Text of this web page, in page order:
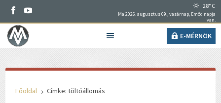
28° C
Ma 2026. augusztus 09., vasárnap, Emőd napja
van.
E-MÉRNÖK
Főoldal 5 Címke: töltőállomás